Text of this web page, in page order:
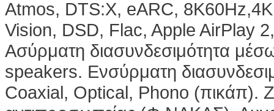
Atmos, DTS:X, eARC,
Vision, DSD, Flac, Apple AirPlay
Ασύρματη διασυνδεσιμότητα
speakers. Ενσύρματη
Coaxial, Optical, Phono (πικάπ).